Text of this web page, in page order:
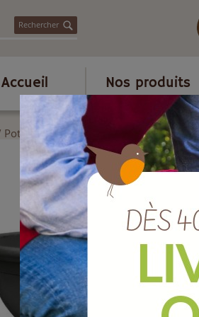
Rechercher
Accueil Nos produits
Poterie et accessoires Pot plastique/